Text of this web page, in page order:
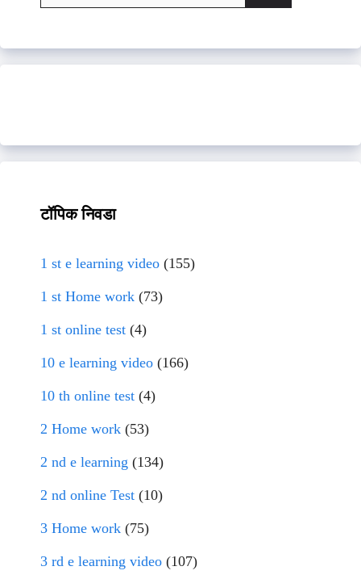
for:
टॉपिक निवडा
1 st e learning video (155)
1 st Home work (73)
1 st online test (4)
10 e learning video (166)
10 th online test (4)
2 Home work (53)
2 nd e learning (134)
2 nd online Test (10)
3 Home work (75)
3 rd e learning video (107)